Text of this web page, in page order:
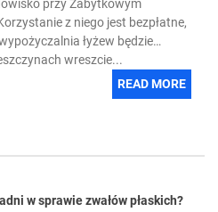
przy Zabytkowym
z niego jest bezpłatne,
łyżew będzie
wreszcie...
READ MORE
w sprawie zwałów płaskich?